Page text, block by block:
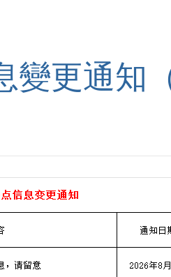
變更通知